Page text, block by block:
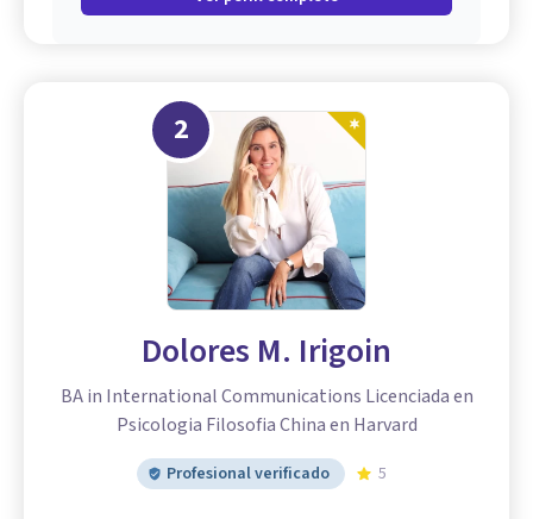
2
Dolores M. Irigoin
BA in International Communications Licenciada en
Psicologia Filosofia China en Harvard
Profesional verificado 5